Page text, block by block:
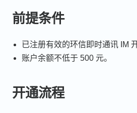
前提条件
已注册有效的环信即时通讯 IM
账户余额不低于 500 元。
开通流程